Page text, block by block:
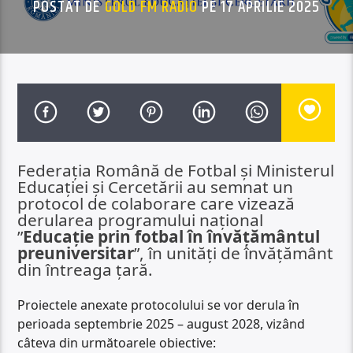
POSTAT DEGOLD FM RADIOPE 17 APRILIE 2025
Federația Română de Fotbal și Ministerul
Educației și Cercetării au semnat un
protocol de colaborare care vizează
derularea programului național
”Educație prin fotbal în învățământul
preuniversitar”, în unități de învățământ
din întreaga țară.
Proiectele anexate protocolului se vor derula în
perioada septembrie 2025 – august 2028, vizând
câteva din următoarele obiective: